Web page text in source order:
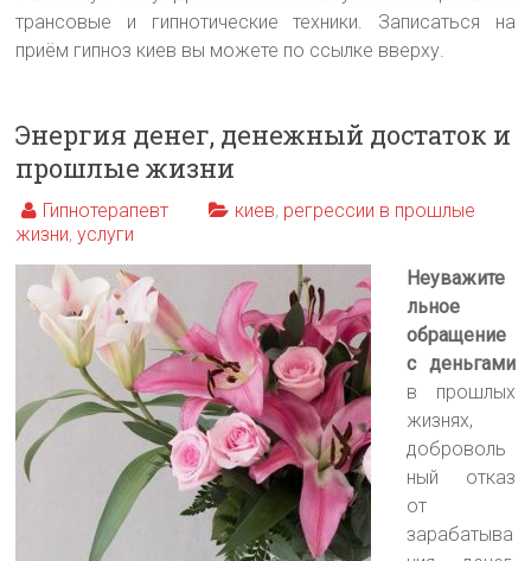
трансовые и гипнотические техники. Записаться на
приём гипноз киев вы можете по ссылке вверху.
Энергия денег, денежный достаток и
прошлые жизни
Гипнотерапевт киев, регрессии в прошлые
жизни,услуги
Неуважите
льное
обращение
с деньгами
в прошлых
жизнях,
доброволь
ный отказ
от
зарабатыва